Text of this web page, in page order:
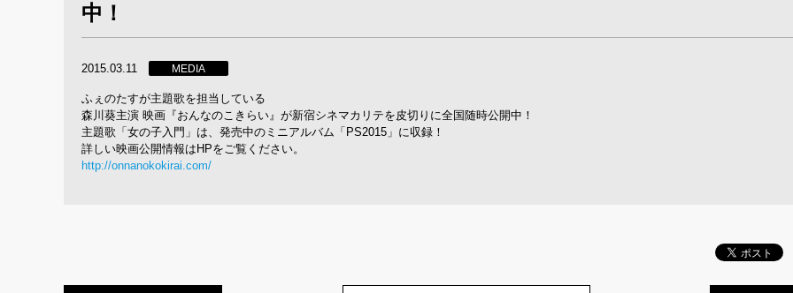
中！
2015.03.11 MEDIA
ふぇのたすが主題歌を担当している
森川葵主演 映画『おんなのこきらい』が新宿シネマカリテを皮切りに全国随時公開中！
主題歌「女の子入門」は、発売中のミニアルバム「PS2015」に収録！
詳しい映画公開情報はHPをご覧ください。
http://onnanokokirai.com/